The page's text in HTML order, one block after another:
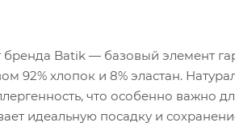
бренда Batik — базовый элемент
92% хлопок и 8% эластан.
что особенно важно
идеальную посадку и